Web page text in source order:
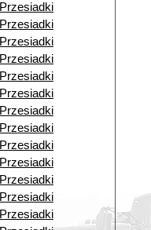
Przesiadki
Przesiadki
Przesiadki
Przesiadki
Przesiadki
Przesiadki
Przesiadki
Przesiadki
Przesiadki
Przesiadki
Przesiadki
Przesiadki
Przesiadki